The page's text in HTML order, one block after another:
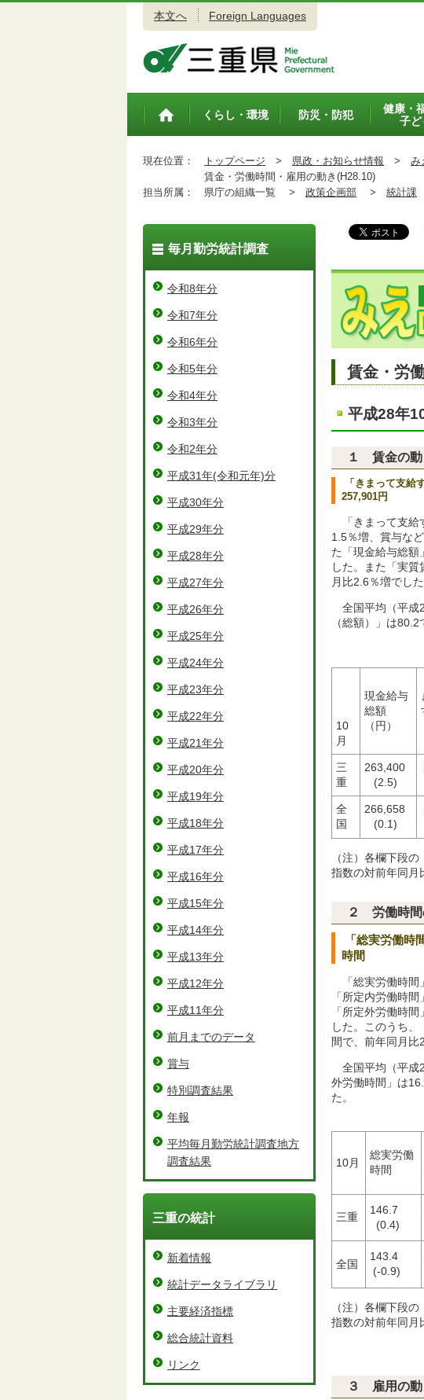
本文へ Foreign Languages
トップペ
くらし・環境 防災・防犯
健康・
子ど
現在位置： トップページ > 県政・お知らせ情報 > み
賃金・労働時間・雇用の動き(H28.10)
担当所属：
県庁の組織一覧 > 政策企画部 > 統計課
賃金・労
平成28年
１ 賃金の動
「きまって支給
257,901円
「きまって支
1.5％増、賞与な
た「現金給与総
した。また「実
月比2.6％増でした
全国平均（平成
（総額）」は80.2
10
月
現金給与
総額
（円）
三
重
263,400
(2.5)
全
国
266,658
(0.1)
（注）各欄下段
指数の対前年同月
２ 労働時間
「総実労働時
時間
「総実労働時
「所定内労働時
「所定外労働時
した。このうち
間で、前年同月比
全国平均（平成
外労働時間」は
た。
10月
総実労働
時間
三重
146.7
(0.4)
全国
143.4
(-0.9)
（注）各欄下段
指数の対前年同月
３ 雇用の動
毎月勤労統計調査
令和8年分
令和7年分
令和6年分
令和5年分
令和4年分
令和3年分
令和2年分
平成31年(令和元年)分
平成30年分
平成29年分
平成28年分
平成27年分
平成26年分
平成25年分
平成24年分
平成23年分
平成22年分
平成21年分
平成20年分
平成19年分
平成18年分
平成17年分
平成16年分
平成15年分
平成14年分
平成13年分
平成12年分
平成11年分
前月までのデータ
賞与
特別調査結果
年報
平均毎月勤労統計調査地方
調査結果
三重の統計
新着情報
統計データライブラリ
主要経済指標
総合統計資料
リンク